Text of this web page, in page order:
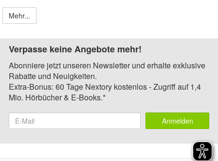
Mehr...
Verpasse keine Angebote mehr!
Abonniere jetzt unseren Newsletter und erhalte exklusive
Rabatte und Neuigkeiten.
Extra-Bonus: 60 Tage Nextory kostenlos - Zugriff auf 1,4
Mio. Hörbücher & E-Books.*
Anmelden